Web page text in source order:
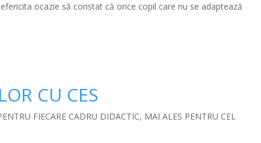
ocazie să constat că orice copil care nu se adaptează
CU CES
FIECARE CADRU DIDACTIC, MAI ALES PENTRU CEL